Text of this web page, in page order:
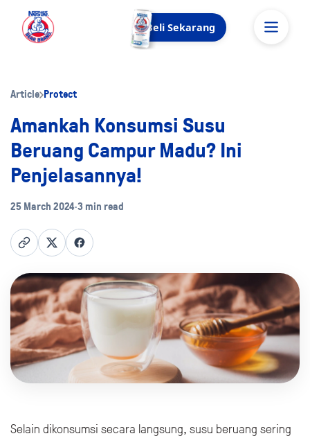
Beli Sekarang
Article Protect
Amankah Konsumsi Susu
Beruang Campur Madu? Ini
Penjelasannya!
25 March 2024•3 min read
Selain dikonsumsi secara langsung, susu beruang sering